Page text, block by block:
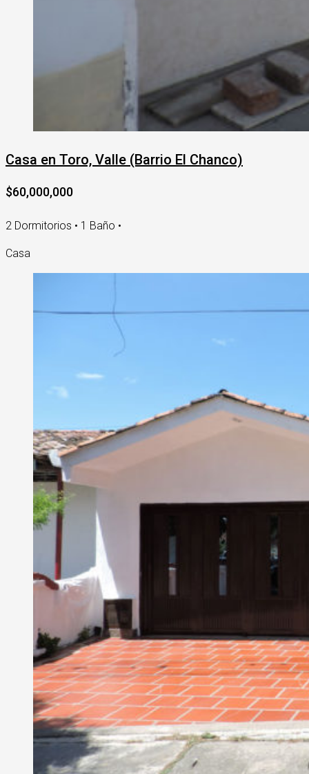
Casa en Toro, Valle (Barrio El Chanco)
$60,000,000
2 Dormitorios • 1 Baño •
Casa